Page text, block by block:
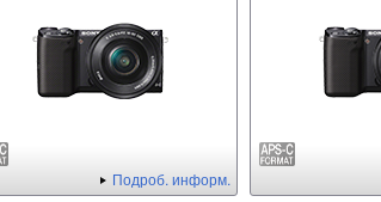
Подроб. информ.